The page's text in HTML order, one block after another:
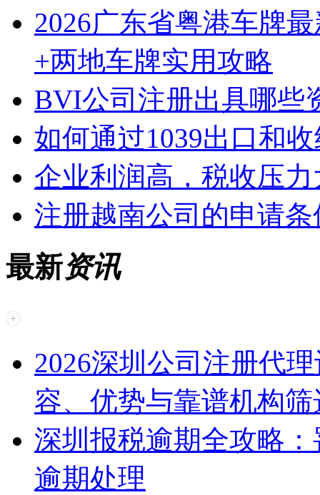
2026广东省粤港车牌
+两地车牌实用攻略
BVI公司注册出具哪些
如何通过1039出口和收
企业利润高，税收压
注册越南公司的申请
最新资讯
2026深圳公司注册代
容、优势与靠谱机构筛
深圳报税逾期全攻略
逾期处理